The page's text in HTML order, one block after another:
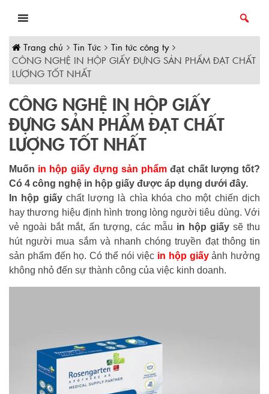
Trang chủ
Tin Tức
Tin tức công ty
CÔNG NGHỆ IN HỘP GIẤY ĐỰNG SẢN PHẨM ĐẠT CHẤT
LƯỢNG TỐT NHẤT
CÔNG NGHỆ IN HỘP GIẤY
ĐỰNG SẢN PHẨM ĐẠT CHẤT
LƯỢNG TỐT NHẤT
Muốn in hộp giấy đựng sản phẩm đạt chất lượng tốt?
Có 4 công nghệ in hộp giấy được áp dụng dưới đây.
In hộp giấychất lượng là chìa khóa cho một chiến dịch
hay thương hiệu định hình trong lòng người tiêu dùng. Với
vẻ ngoài bắt mắt, ấn tượng, các mẫu in hộp giấy sẽ thu
hút người mua sắm và nhanh chóng truyền đạt thông tin
sản phẩm đến họ. Có thể nói việc in hộp giấyảnh hưởng
không nhỏ đến sự thành công của việc kinh doanh.